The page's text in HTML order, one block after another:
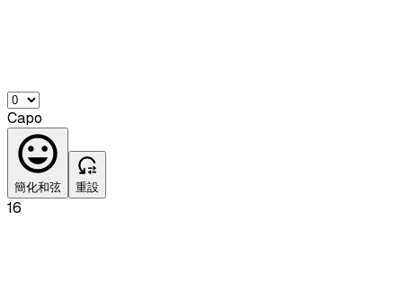
Capo
簡化和弦 重設
16